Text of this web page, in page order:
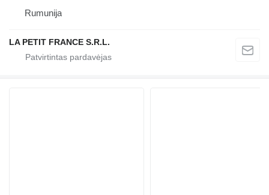
Rumunija
LA PETIT FRANCE S.R.L.